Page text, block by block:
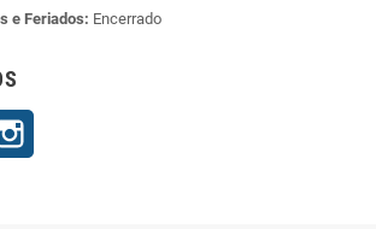
e Feriados: Encerrado